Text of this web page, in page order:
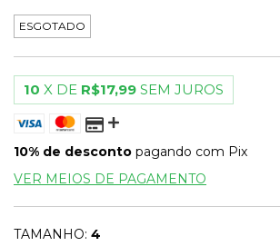
ESGOTADO
10 X DE R$17,99 SEM JUROS
10% de desconto pagando com Pix
VER MEIOS DE PAGAMENTO
TAMANHO: 4